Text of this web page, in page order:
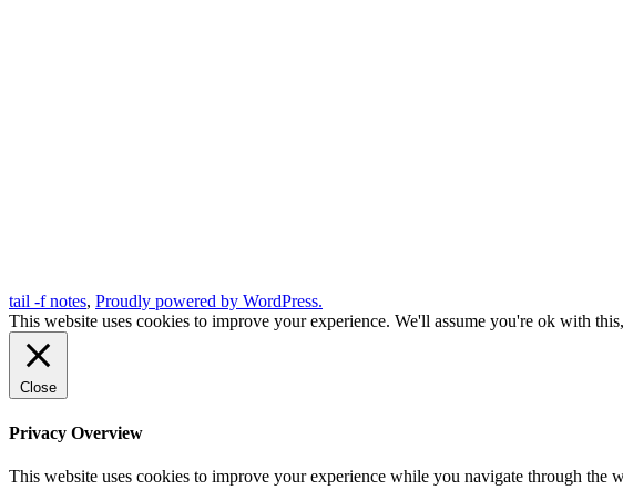
tail -f notes, Proudly powered by WordPress.
This website uses cookies to improve your experience. We'll assume you're ok with
Close
Privacy Overview
This website uses cookies to improve your experience while you navigate through the